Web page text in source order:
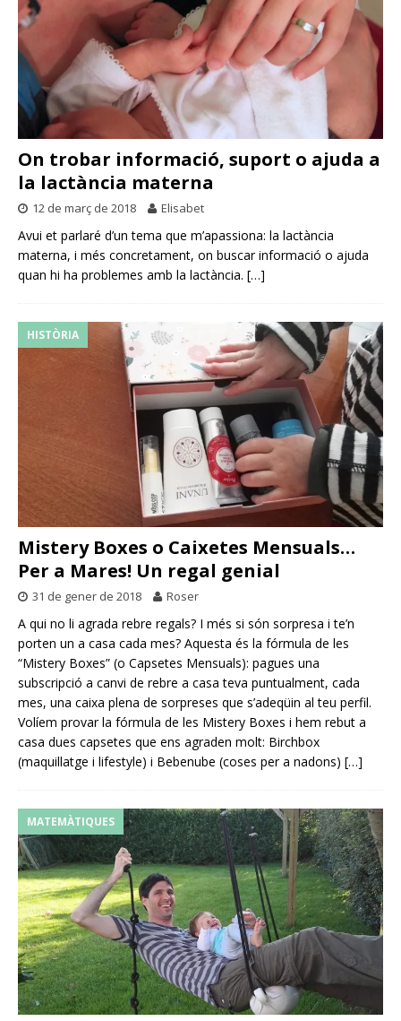
On trobar informació, suport o ajuda a
la lactància materna
12 de març de 2018 Elisabet
Avui et parlaré d’un tema que m’apassiona: la lactància
materna, i més concretament, on buscar informació o ajuda
quan hi ha problemes amb la lactància. […]
HISTÒRIA
Mistery Boxes o Caixetes Mensuals…
Per a Mares! Un regal genial
31 de gener de 2018 Roser
A qui no li agrada rebre regals? I més si són sorpresa i te’n
porten un a casa cada mes? Aquesta és la fórmula de les
“Mistery Boxes” (o Capsetes Mensuals): pagues una
subscripció a canvi de rebre a casa teva puntualment, cada
mes, una caixa plena de sorpreses que s’adeqüin al teu perfil.
Volíem provar la fórmula de les Mistery Boxes i hem rebut a
casa dues capsetes que ens agraden molt: Birchbox
(maquillatge i lifestyle) i Bebenube (coses per a nadons) […]
MATEMÀTIQUES